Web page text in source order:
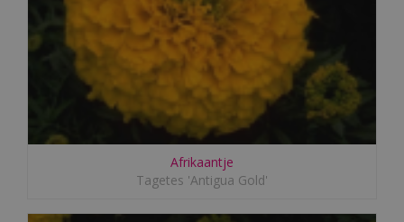
Afrikaantje
Tagetes 'Antigua Gold'